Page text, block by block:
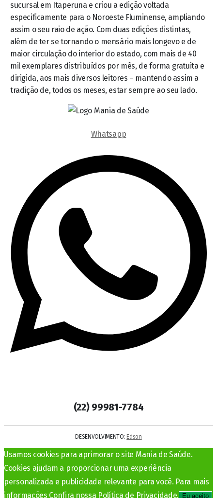
sucursal em Itaperuna e criou a edição voltada
especificamente para o Noroeste Fluminense, ampliando
assim o seu raio de ação. Com duas edições distintas,
além de ter se tornando o mensário mais longevo e de
maior circulação do interior do estado, com mais de 40
mil exemplares distribuídos por mês, de forma gratuita e
dirigida, aos mais diversos leitores – mantendo assim a
tradição de, todos os meses, estar sempre ao seu lado.
Whatsapp
(22) 99981-7784
DESENVOLVIMENTO: Edson
Usamos cookies para aprimorar o site Mania de Saúde.
Cookies ajudam a proporcionar uma experiência
personalizada e publicidade relevante para você. Para mais
informações Confira nossa Política de Privacidade.
Eu aceito